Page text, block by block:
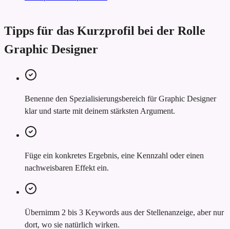
Tipps für das Kurzprofil bei der Rolle
Graphic Designer
Benenne den Spezialisierungsbereich für Graphic Designer
klar und starte mit deinem stärksten Argument.
Füge ein konkretes Ergebnis, eine Kennzahl oder einen
nachweisbaren Effekt ein.
Übernimm 2 bis 3 Keywords aus der Stellenanzeige, aber nur
dort, wo sie natürlich wirken.